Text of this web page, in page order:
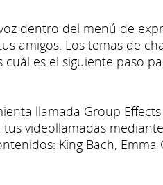
dentro del menú de
amigos. Los temas de
es el siguiente paso
llamada Group
videollamadas
King Bach, Emma